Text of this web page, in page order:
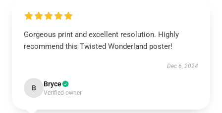
Gorgeous print and excellent resolution. Highly
recommend this Twisted Wonderland poster!
Dec 6, 2024
B Bryce
Verified owner